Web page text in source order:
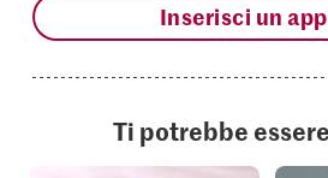
Inserisci un
Ti potrebbe